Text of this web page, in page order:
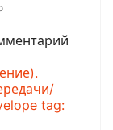
tag: